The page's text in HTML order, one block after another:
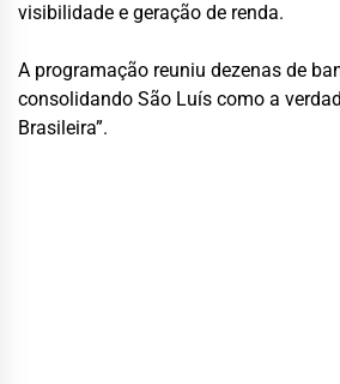
visibilidade e geração de renda.
A programação reuniu dezenas de
consolidando São Luís como a
Brasileira”.